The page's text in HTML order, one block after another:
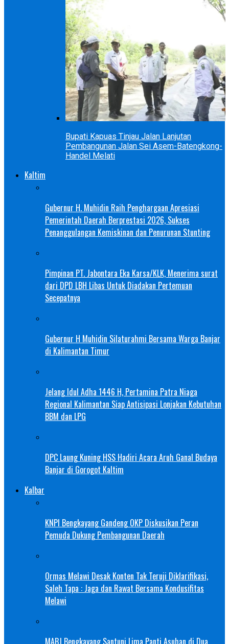
Bupati Kapuas Tinjau Jalan Lanjutan
Pembangunan Jalan Sei Asem-Batengkong-
Handel Melati
Kaltim
Gubernur H. Muhidin Raih Penghargaan Apresiasi
Pemerintah Daerah Berprestasi 2026, Sukses
Penanggulangan Kemiskinan dan Penurunan Stunting
Pimpinan PT. Jabontara Eka Karsa/KLK, Menerima surat
dari DPD LBH Libas Untuk Diadakan Pertemuan
Secepatnya
Gubernur H Muhidin Silaturahmi Bersama Warga Banjar
di Kalimantan Timur
Jelang Idul Adha 1446 H, Pertamina Patra Niaga
Regional Kalimantan Siap Antisipasi Lonjakan Kebutuhan
BBM dan LPG
DPC Laung Kuning HSS Hadiri Acara Aruh Ganal Budaya
Banjar di Gorogot Kaltim
Kalbar
KNPI Bengkayang Gandeng OKP Diskusikan Peran
Pemuda Dukung Pembangunan Daerah
Ormas Melawi Desak Konten Tak Teruji Diklarifikasi,
Saleh Tapa : Jaga dan Rawat Bersama Kondusifitas
Melawi